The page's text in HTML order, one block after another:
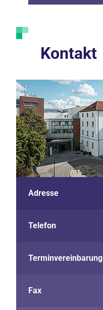
Kontakt
Adresse
Telefon
Terminvereinbarung
Fax